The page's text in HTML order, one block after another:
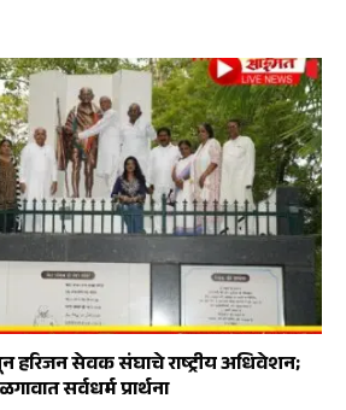
हरिजन सेवक संघाचे राष्ट्रीय अधिवेशन;
सर्वधर्म प्रार्थना